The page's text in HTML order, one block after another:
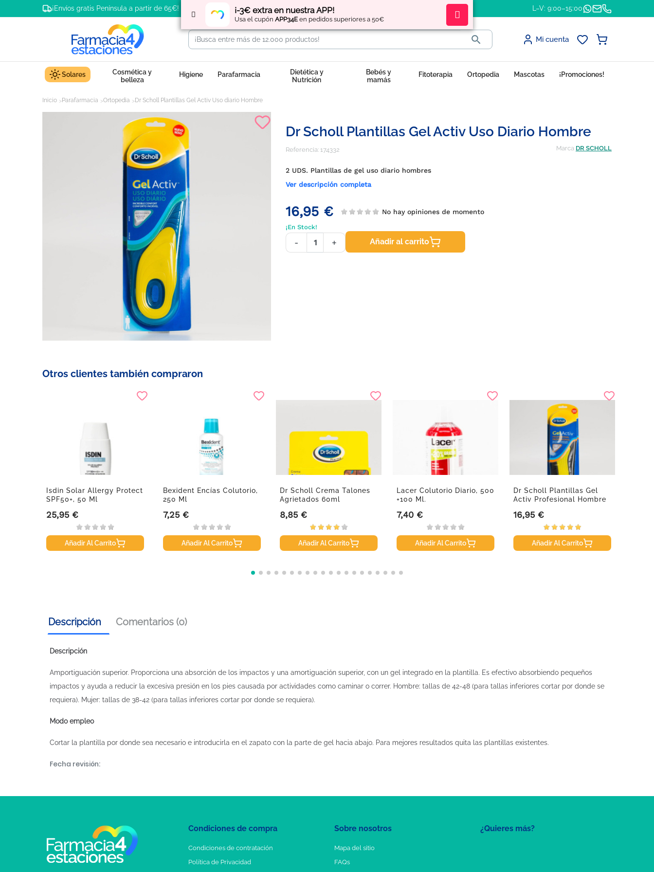
¡-3€ extra en nuestra APP!
Usa el cupón APP34E en pedidos superiores a 50€
¡Envíos gratis Península a partir de 65€! Regístratey obtén L–V: 9:00–15:00
 Mi cuenta
Solares
Cosmética y
belleza
Higiene Parafarmacia
Dietética y
Nutrición
Bebés y
mamás
Fitoterapia Ortopedia Mascotas ¡Promociones!
Inicio Parafarmacia Ortopedia Dr Scholl Plantillas Gel Activ Uso diario Hombre
Dr Scholl Plantillas Gel Activ Uso Diario Hombre
Referencia: 174332 Marca DR SCHOLL
2 UDS. Plantillas de gel uso diario hombres
Ver descripción completa
16,95 € No hay opiniones de momento
¡En Stock!
- + Añadir al carrito
Otros clientes también compraron
Isdin Solar Allergy Protect
SPF50+, 50 Ml
Precio
25,95 €
Añadir Al Carrito
Bexident Encías Colutorio,
250 Ml
Precio
7,25 €
Añadir Al Carrito
Dr Scholl Crema Talones
Agrietados 60ml
Precio
8,85 €
Añadir Al Carrito
Lacer Colutorio Diario, 500
+100 Ml.
Precio
7,40 €
Añadir Al Carrito
Dr Scholl Plantillas Gel
Activ Profesional Hombre
Precio
16,95 €
Añadir Al Carrito
Descripción Comentarios (0)
Descripción
Amportiguación superior. Proporciona una absorción de los impactos y una amortiguación superior, con un gel integrado en la plantilla. Es efectivo absorbiendo pequeños
impactos y ayuda a reducir la excesiva presión en los pies causada por actividades como caminar o correr. Hombre: tallas de 42-48 (para tallas inferiores cortar por donde se
requiera). Mujer: tallas de 38-42 (para tallas inferiores cortar por donde se requiera).
Modo empleo
Cortar la plantilla por donde sea necesario e introducirla en el zapato con la parte de gel hacia abajo. Para mejores resultados quita las plantillas existentes.
Fecha revisión:
¿Quieres más?
Condiciones de compra
Condiciones de contratación
Política de Privacidad
Sobre nosotros
Mapa del sitio
FAQs